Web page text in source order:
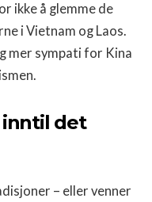
ikke å glemme de
i Vietnam og Laos.
mer sympati for Kina
det
– eller venner